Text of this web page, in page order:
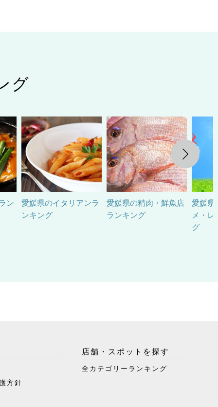
グ
ン
愛媛県のイタリアンラ
ンキング
愛媛県の精肉・鮮魚店
ランキング
愛媛県
メ・
グ
Next
方針
店舗・スポットを探す
全カテゴリーランキング